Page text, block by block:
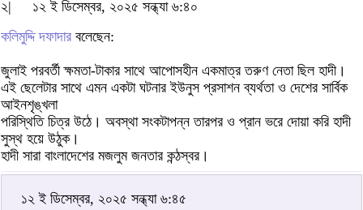
২|
১২ ই ডিসেম্বর, ২০২৫ সন্ধ্যা ৬:৪০
কলিমুদ্দি দফাদার বলেছেন:
জুলাই পরবর্তী ক্ষমতা-টাকার সাথে আপোসহীন একমাত্র তরুণ নেতা ছিল হাদী।
এই ছেলেটার সাথে এমন একটা ঘটনার ইউনুস প্রসাশন ব্যর্থতা ও দেশের সার্বিক
আইনশৃঙ্খলা
পরিস্থিতি চিত্র উঠে। অবস্থা সংকটাপন্ন তারপর ও প্রান ভরে দোয়া করি হাদী
সুস্থ হয়ে উঠুক।
হাদী সারা বাংলাদেশের মজলুম জনতার কন্ঠস্বর।
১২ ই ডিসেম্বর, ২০২৫ সন্ধ্যা ৬:৪৫